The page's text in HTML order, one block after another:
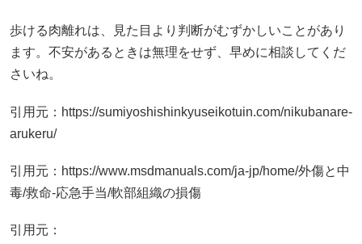
歩ける肉離れは、見た目より判断がむずかしいことがあり
ます。不安があるときは無理をせず、早めに相談してくだ
さいね。
引用元：https://sumiyoshishinkyuseikotuin.com/nikubanare-
arukeru/
引用元：https://www.msdmanuals.com/ja-jp/home/外傷と中
毒/救命-応急手当/軟部組織の損傷
引用元：